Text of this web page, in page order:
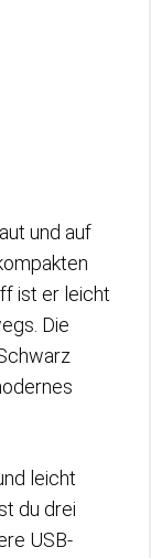
und auf
ist er leicht
Die
leicht
du drei
USB-